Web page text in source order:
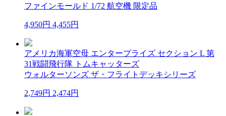
ファインモールド 1/72 航空機 限定品
4,950円 4,455円
アメリカ海軍空母 エンタープライズ セクション L 第
31戦闘飛行隊 トムキャッターズ
ウォルターソンズ ザ・フライトデッキシリーズ
2,749円 2,474円